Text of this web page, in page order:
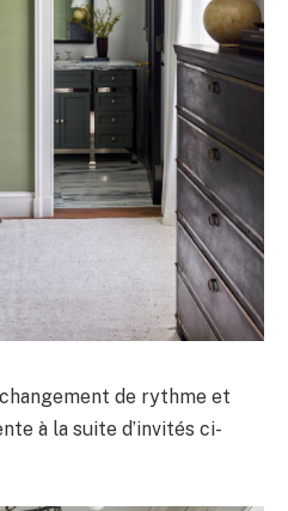
de rythme et
à la suite d’invités ci-